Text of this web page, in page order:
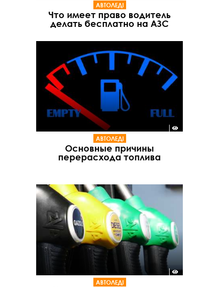
АВТОЛЕДІ
Что имеет право водитель
делать бесплатно на АЗС
АВТОЛЕДІ
Основные причины
перерасхода топлива
АВТОЛЕДІ